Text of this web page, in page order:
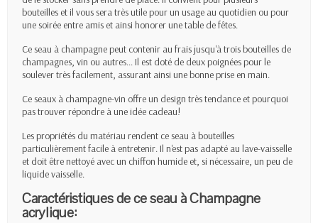
bouteilles et il vous sera très utile pour un usage au quotidien ou pour
une soirée entre amis et ainsi honorer une table de fêtes.
Ce seau à champagnepeut contenir au frais jusqu'à trois bouteilles de
champagnes, vin ou autres... Il est doté de deux poignées pour le
soulever très facilement, assurant ainsi une bonne prise en main.
Ce seaux à champagne-vin offre un design très tendance et pourquoi
pas trouver répondre à une idée cadeau!
Les propriétés du matériau rendent ce seau à bouteilles
particulièrement facile à entretenir. Il n'est pas adapté au lave-vaisselle
et doit être nettoyé avec un chiffon humide et, si nécessaire, un peu de
liquide vaisselle.
Caractéristiques de ce seau à Champagne
acrylique: